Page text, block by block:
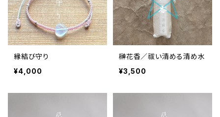
縁結び守り
¥4,000
榊花香／祓い清める清め水
¥3,500